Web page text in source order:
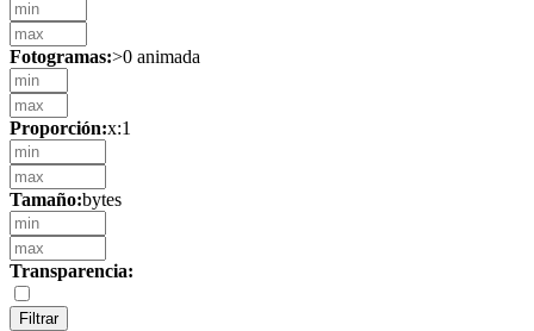
Fotogramas:>0 animada
Proporción:x:1
Tamaño:bytes
Transparencia: